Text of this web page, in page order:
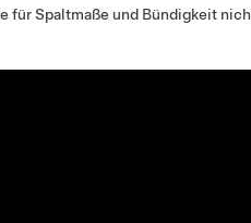
für Spaltmaße und Bündigkeit